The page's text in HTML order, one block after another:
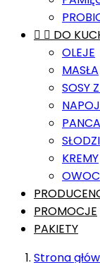
  DO
OLEJE
MASŁA
SOSY
KREMY
PROMOCJE
PAKIETY
Strona